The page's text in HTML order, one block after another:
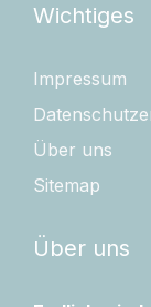
Wichtiges
Impressum
Über uns
Sitemap
Über uns